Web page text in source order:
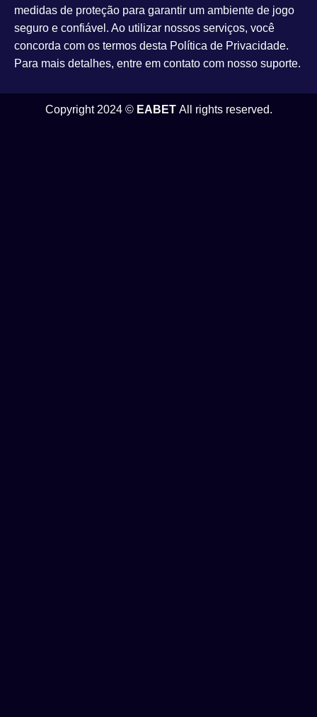
medidas de proteção para garantir um ambiente de jogo
seguro e confiável. Ao utilizar nossos serviços, você
concorda com os termos desta Política de Privacidade.
Para mais detalhes, entre em contato com nosso suporte.
Copyright 2024 © EABETAll rights reserved.